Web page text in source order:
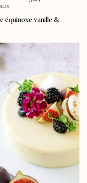
équinoxe vanille &